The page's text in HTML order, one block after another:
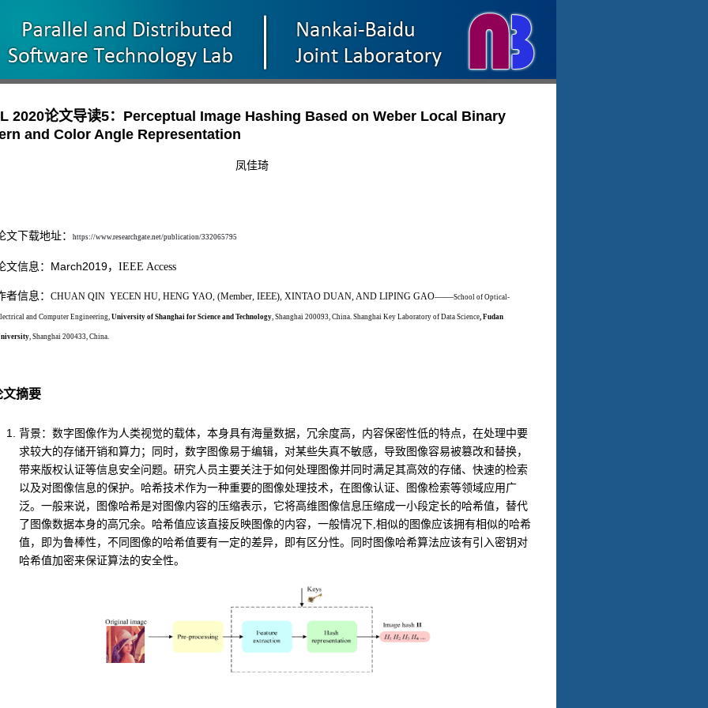
2020论文导读5：Perceptual Image Hashing Based on Weber Local Binary
and Color Angle Representation
凤佳琦
文下载地址： https://www.researchgate.net/publication/332065795
文信息： March2019， IEEE Access
者信息： CHUAN QIN YECEN HU, HENG YAO, (Member, IEEE), XINTAO DUAN, AND LIPING GAO——School of Optical-
and Computer Engineering, University of Shanghai for Science and Technology , Shanghai 200093, China. Shanghai Key Laboratory of Data Science , Fudan
, Shanghai 200433, China.
摘要
背景：数字图像作为人类视觉的载体，本身具有海量数据，冗余度高，内容保密性低的特点，在处理中要
求较大的存储开销和算力；同时，数字图像易于编辑，对某些失真不敏感，导致图像容易被篡改和替换，
带来版权认证等信息安全问题。 研究人员主要关注于如何处理图像并同时满足其高效的存储、快速的检索
以及对图像信息的保护。 哈希技术作为一种重要的图像处理技术，在图像认证、图像检索等领域应用广
泛。一般来说，图像哈希是对图像内容的压缩表示，它将高维图像信息压缩成一小段定长的哈希值，替代
了图像数据本身的高冗余。哈希值应该直接反映图像的内容，一般情况下 相似的图像应该拥有相似的哈希
值，即为鲁棒性，不同图像的哈希值要有一定的差异，即有区分性。同时图像哈希算法应该有引入密钥对
哈希值加密来保证算法的安全性。